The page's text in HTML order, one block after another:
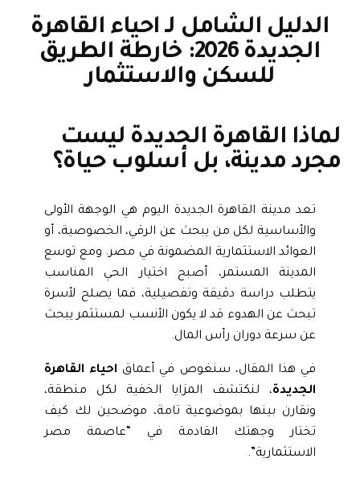
الدليل الشامل لـ احياء القاهرة
الجديدة 2026: خارطة الطريق
للسكن والاستثمار
القاهرة الجديدة ليست
مدينة، بل أسلوب حياة؟
تعد مدينة القاهرة الجديدة اليوم هي الوجهة الأولى
والأساسية لكل من يبحث عن الرقي، الخصوصية، أو
العوائد الاستثمارية المضمونة في مصر. ومع توسع
المدينة المستمر، أصبح اختيار الحي المناسب
يتطلب دراسة دقيقة وتفصيلية، فما يصلح لأسرة
تبحث عن الهدوء قد لا يكون الأنسب لمستثمر يبحث
عن سرعة دوران رأس المال.
في هذا المقال، سنغوص في أعماقاحياء القاهرة
الجديدة، لنكتشف المزايا الخفية لكل منطقة،
ونقارن بينها بموضوعية تامة، موضحين لك كيف
تختار وجهتك القادمة في “عاصمة مصر
الاستثمارية”.